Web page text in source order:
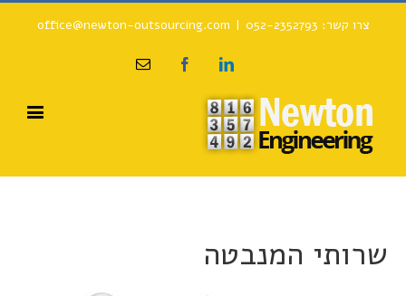
צרו קשר: 052-2352793 |
office@newton-outsourcing.com
Linkedin
Facebook
Email
שרותי המנבטה